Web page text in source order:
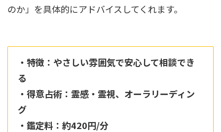
のか」を具体的にアドバイスしてくれます。
・特徴：やさしい雰囲気で安心して相談でき
る
・得意占術：霊感・霊視、オーラリーディン
グ
・鑑定料：約420円/分